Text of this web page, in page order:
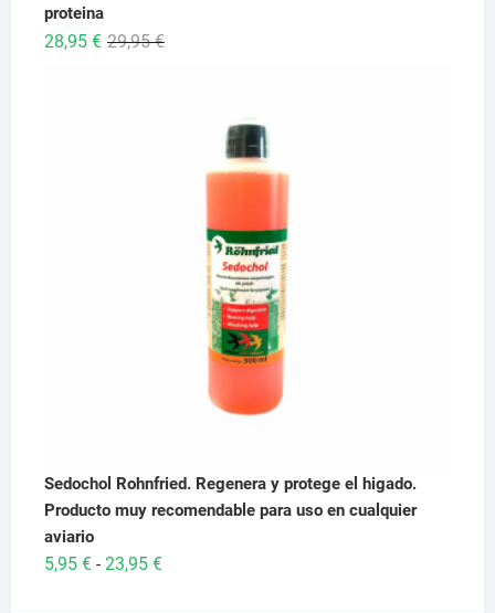
proteina
29,95€El
28,95 €
El
Sedochol Rohnfried. Regenera y protege el higado.
Producto muy recomendable para uso en cualquier
aviario
5,95 € - 23,95 €Rango